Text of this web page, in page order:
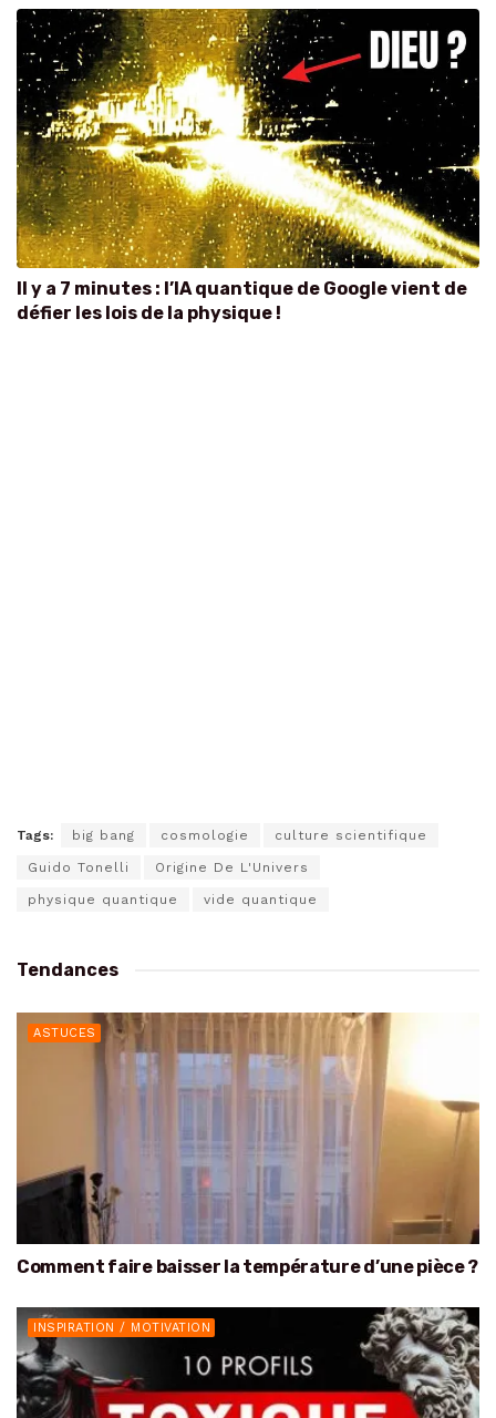
Il y a 7 minutes : l’IA quantique de Google vient de
défier les lois de la physique !
Tags: big bang cosmologie culture scientifique
Guido Tonelli Origine De L'Univers
physique quantique vide quantique
Tendances
ASTUCES
Comment faire baisser la température d’une pièce ?
INSPIRATION / MOTIVATION